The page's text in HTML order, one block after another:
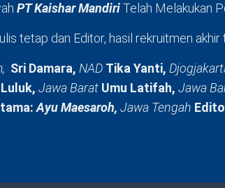
PT Kaishar MandiriTelah Melakukan
tetap dan Editor, hasil rekruitmen akhir
Sri Damara, NAD Tika Yanti,
Luluk, Jawa Barat Umu Latifah, Jawa
Ayu Maesaroh, Jawa Tengah